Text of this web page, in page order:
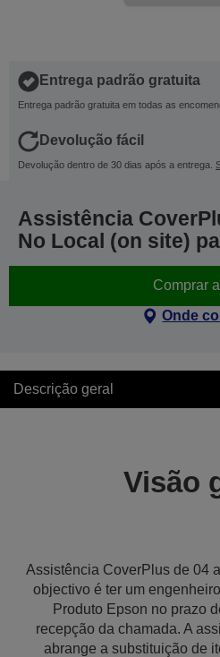
Entrega padrão gratuita
Entrega padrão gratuita em todas as
Devolução fácil
Devolução dentro de 30 dias após a entrega.
Assistência
No Local (on site)
Comprar
Onde
Descrição geral
Visão
Assistência CoverPlus de 04
objectivo é ter um
Produto Epson no prazo
recepção da chamada. A
abrange a substituição de